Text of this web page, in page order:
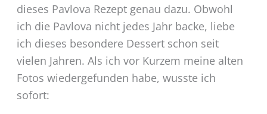
dieses Pavlova Rezept genau dazu. Obwohl
ich die Pavlova nicht jedes Jahr backe, liebe
ich dieses besondere Dessert schon seit
vielen Jahren. Als ich vor Kurzem meine alten
Fotos wiedergefunden habe, wusste ich
sofort: